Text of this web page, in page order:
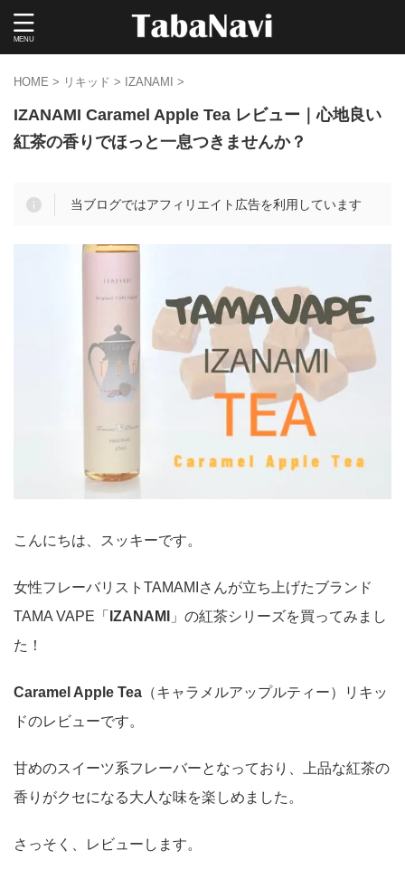
HOME > リキッド > IZANAMI >
IZANAMI Caramel Apple Tea レビュー｜心地良い
紅茶の香りでほっと一息つきませんか？
当ブログではアフィリエイト広告を利用しています
こんにちは、スッキーです。
女性フレーバリストTAMAMIさんが立ち上げたブランド
TAMA VAPE「 IZANAMI
」の紅茶シリーズを買ってみまし
た！
Caramel Apple Tea （キャラメルアップルティー）リキッ
ドのレビューです。
甘めのスイーツ系フレーバーとなっており、上品な紅茶の
香りがクセになる大人な味を楽しめました。
さっそく、レビューします。